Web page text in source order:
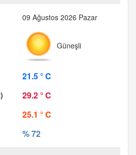
09 Ağustos 2026 Pazar
Güneşli
21.5 ° C
29.2 ° C
25.1 ° C
% 72